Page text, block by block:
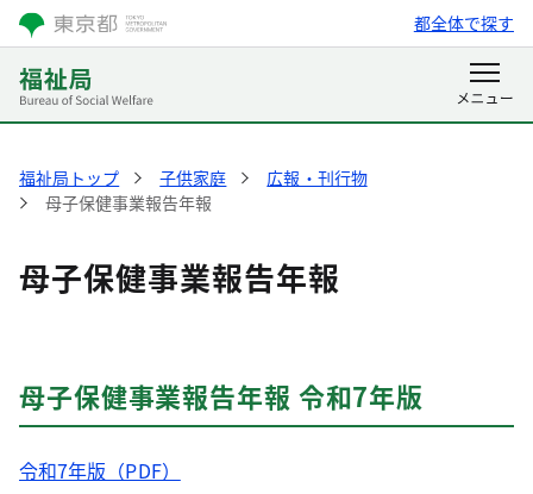
都全体で探す
福祉局トップ 子供家庭
広報・刊行物
母子保健事業報告年報
母子保健事業報告年報
母子保健事業報告年報 令和7年版
令和7年版（PDF）